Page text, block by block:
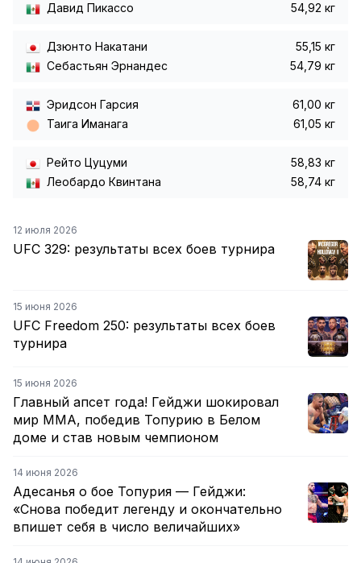
Давид Пикассо
54,92 кг
Дзюнто Накатани
55,15 кг
Себастьян Эрнандес
54,79 кг
Эридсон Гарсия
61,00 кг
Таига Иманага
61,05 кг
Рейто Цуцуми
58,83 кг
Леобардо Квинтана
58,74 кг
12 июля 2026
UFC 329: результаты всех боев турнира
15 июня 2026
UFC Freedom 250: результаты всех боев
турнира
15 июня 2026
Главный апсет года! Гейджи шокировал
мир ММА, победив Топурию в Белом
доме и став новым чемпионом
14 июня 2026
Адесанья о бое Топурия — Гейджи:
«Снова победит легенду и окончательно
впишет себя в число величайших»